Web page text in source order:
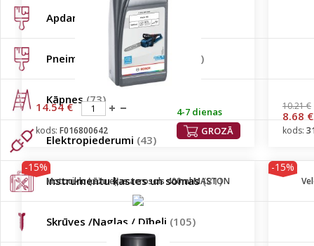
Apdares instrumenti(292)
Pneimatiskie instrumenti (102)
Kāpnes(73)
Elektropiederumi (43)
Instrumentu kastes un somas(81)
Skrūves /Naglas / Dībeļi (105)
14.54 €
4-7 dienas
GROZĀ
kods: F016800642
10.21 €
8.68 €
kods:
-15%
Motociklu ķēžu eļļas aerosols 400ml MASTON
-15%